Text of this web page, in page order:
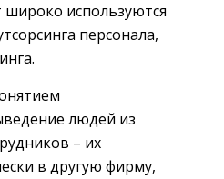
используются
персонала,
людей из
– их
в другую фирму,